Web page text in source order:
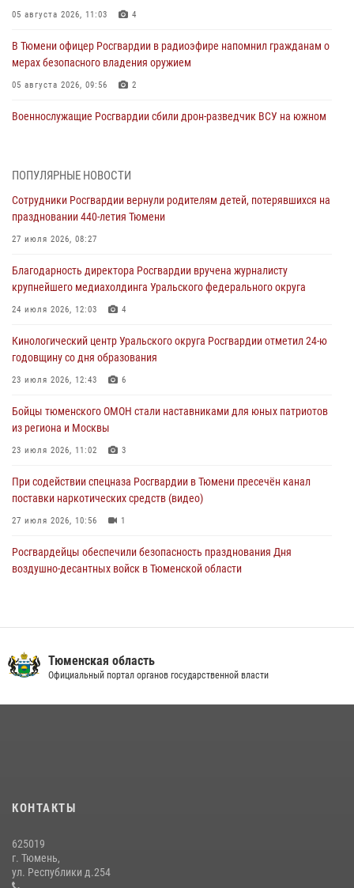
05 августа 2026, 11:03 4
В Тюмени офицер Росгвардии в радиоэфире напомнил гражданам о
мерах безопасного владения оружием
05 августа 2026, 09:56 2
Военнослужащие Росгвардии сбили дрон-разведчик ВСУ на южном
масштабных спортивных событий на Урале
05 августа 2026, 05:22
виновника ДТП
05 августа 2026, 05:15
труженицу тыла из Тюмени
04 августа 2026, 11:07
условиях в Тюменской области (видео)
04 августа 2026, 06:28
ПОПУЛЯРНЫЕ НОВОСТИ
Сотрудники Росгвардии вернули родителям детей, потерявшихся на
праздновании 440-летия Тюмени
27 июля 2026, 08:27
Благодарность директора Росгвардии вручена журналисту
крупнейшего медиахолдинга Уральского федерального округа
24 июля 2026, 12:03 4
Кинологический центр Уральского округа Росгвардии отметил 24-ю
годовщину со дня образования
23 июля 2026, 12:43 6
Бойцы тюменского ОМОН стали наставниками для юных патриотов
из региона и Москвы
23 июля 2026, 11:02 3
При содействии спецназа Росгвардии в Тюмени пресечён канал
поставки наркотических средств (видео)
27 июля 2026, 10:56 1
Росгвардейцы обеспечили безопасность празднования Дня
воздушно-десантных войск в Тюменской области
10 июля 2026, 11:46 7
Росгвардейцы в День семьи, любви и верности оказали помощь
жителям Тюмени, оказавшимся в сложной жизненной ситуации
Тюменская область
Официальный портал органов государственной власти
КОНТАКТЫ
625019
г. Тюмень,
ул. Республики д.254